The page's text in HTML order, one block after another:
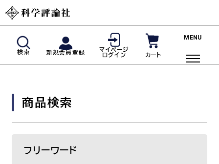
検索 新規会員登録
マイページ
ログイン
カート
新規会員登録
マイページログイン
よくあるご質問
商品検索
フリーワード